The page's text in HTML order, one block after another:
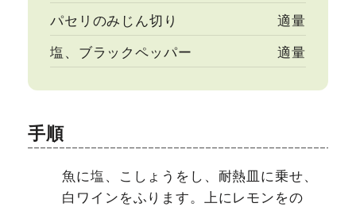
パセリのみじん切り 適量
塩、ブラックペッパー 適量
手順
魚に塩、こしょうをし、耐熱皿に乗せ、
白ワインをふります。上にレモンをの